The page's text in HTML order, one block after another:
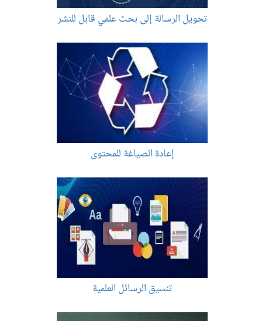
تحويل الرسالة إلى بحث علمي قابل للنشر
إعادة الصياغة للمحتوى
تنسيق الرسائل العلمية